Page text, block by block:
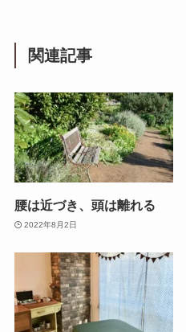
関連記事
腰は近づき、頭は離れる
2022年8月2日